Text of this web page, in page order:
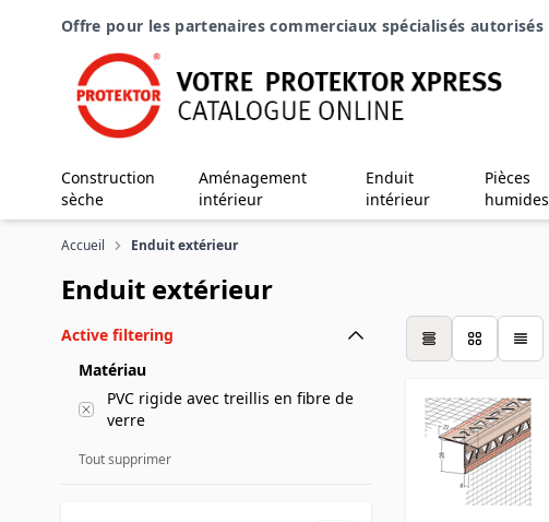
Offre pour les partenaires commerciaux spécialisés autorisés
Construction
sèche
Aménagement
intérieur
Enduit
intérieur
Pièces
humides
Accueil Enduit extérieur
Enduit extérieur
Active filtering
Matériau
PVC rigide avec treillis en fibre de
verre
Tout supprimer
table